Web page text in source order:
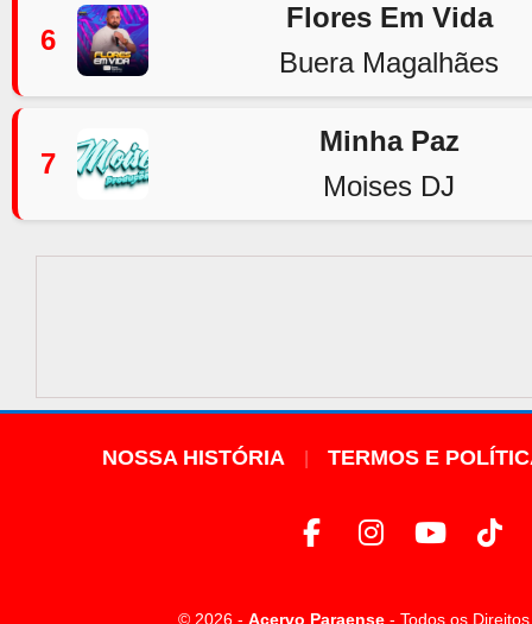
6
Flores Em Vida
Buera Magalhães
7
Minha Paz
Moises DJ
NOSSA HISTÓRIA TERMOS E
© 2026 - Acervo Paraense - Todos os